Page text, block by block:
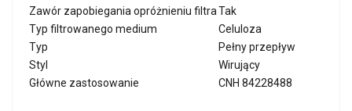
Zawór zapobiegania opróżnieniu filtraTak
Typ filtrowanego medium
Celuloza
Typ
Pełny przepływ
Styl
Wirujący
Główne zastosowanie
CNH 84228488